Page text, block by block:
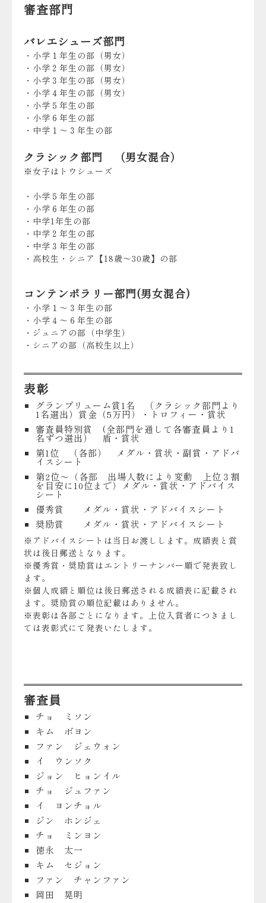
審査部門
バレエシューズ部門
・小学１年生の部（男女）
・小学２年生の部（男女）
・小学３年生の部（男女）
・小学４年生の部（男女）
・小学５年生の部
・小学６年生の部
・中学１～３年生の部
クラシック部門 （男女混合）
※女子はトウシューズ
・小学５年生の部
・小学６年生の部
・中学1年生の部
・中学２年生の部
・中学３年生の部
・高校生・シニア【18歳～30歳】の部
コンテンポラリー部門(男女混合)
・小学１～３年生の部
・小学４～６年生の部
・ジュニアの部（中学生）
・シニアの部（高校生以上）
表彰
グランプリューム賞1名 （クラシック部門より
1名選出）賞金（5万円）・トロフィー・賞状
審査員特別賞 (全部門を通して各審査員より1
名ずつ選出） 盾・賞状
第1位 （各部） メダル・賞状・副賞・アドバ
イスシート
第2位～（各部 出場人数により変動 上位３割
を目安に10位まで）メダル・賞状・アドバイス
シート
優秀賞 メダル・賞状・アドバイスシート
奨励賞 メダル・賞状・アドバイスシート
※アドバイスシートは当日お渡しします。成績表と賞
状は後日郵送となります。
※優秀賞・奨励賞はエントリーナンバー順で発表致し
ます。
※個人成績と順位は後日郵送される成績表に記載され
ます。奨励賞の順位記載はありません。
※表彰は各部ごとになります。上位入賞者につきまし
ては表彰式にて発表いたします。
審査員
チョ ミソン
キム ボヨン
ファン ジェウォン
イ ウンソク
ジョン ヒョンイル
チョ ジュファン
イ ヨンチョル
ジン ホンジェ
チョ ミンヨン
徳永 太一
キム セジョン
ファン チャンファン
岡田 晃明